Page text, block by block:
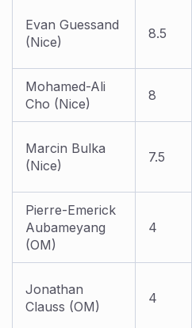
Evan Guessand
(Nice)
8.5
Mohamed-Ali
Cho (Nice)
8
Marcin Bulka
(Nice)
7.5
Pierre-Emerick
Aubameyang
(OM)
4
Jonathan
Clauss (OM)
4